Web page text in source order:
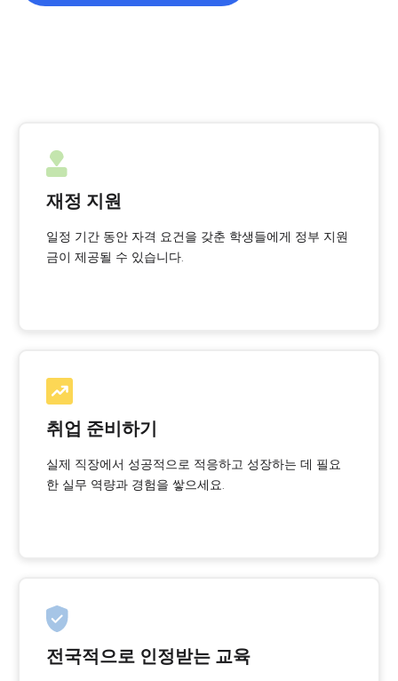
재정 지원
일정 기간 동안 자격 요건을 갖춘 학생들에게 정부 지원
금이 제공될 수 있습니다.
취업 준비하기
실제 직장에서 성공적으로 적응하고 성장하는 데 필요
한 실무 역량과 경험을 쌓으세요.
전국적으로 인정받는 교육